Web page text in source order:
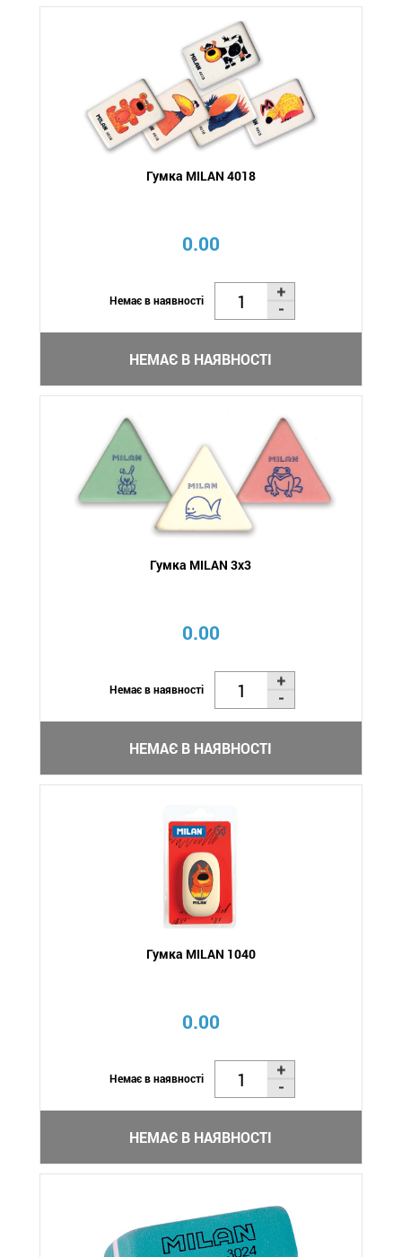
Гумка MILAN 4018
0.00
Немає в наявності
НЕМАЄ В НАЯВНОСТІ
Гумка MILAN 3х3
0.00
Немає в наявності
НЕМАЄ В НАЯВНОСТІ
Гумка MILAN 1040
0.00
Немає в наявності
НЕМАЄ В НАЯВНОСТІ